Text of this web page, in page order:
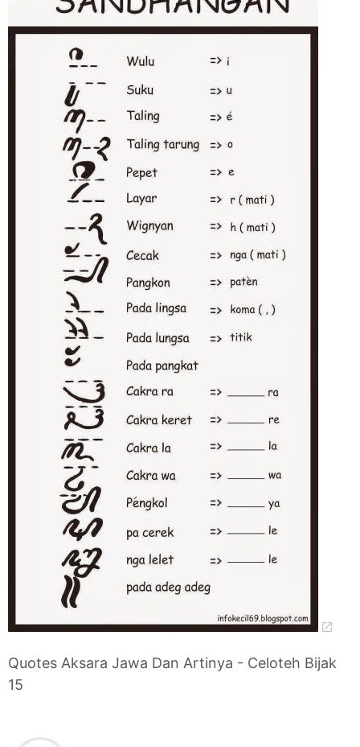
Quotes Aksara Jawa Dan Artinya - Celoteh Bijak
15